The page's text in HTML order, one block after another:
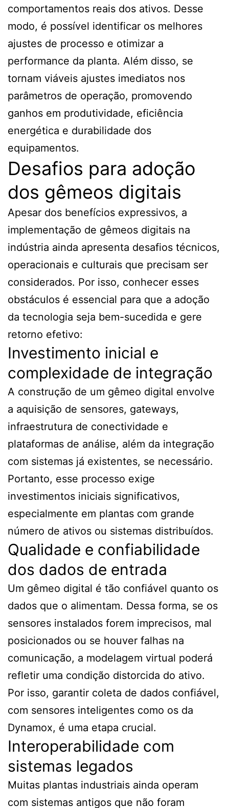
comportamentos reais dos ativos. Desse
modo, é possível identificar os melhores
ajustes de processo e otimizar a
performance da planta. Além disso, se
tornam viáveis ajustes imediatos nos
parâmetros de operação, promovendo
ganhos em produtividade, eficiência
energética e durabilidade dos
equipamentos.
Desafios para adoção
dos gêmeos digitais
Apesar dos benefícios expressivos, a
implementação de gêmeos digitais na
indústria ainda apresenta desafios técnicos,
operacionais e culturais que precisam ser
considerados. Por isso, conhecer esses
obstáculos é essencial para que a adoção
da tecnologia seja bem-sucedida e gere
retorno efetivo:
Investimento inicial e
complexidade de integração
A construção de um gêmeo digital envolve
a aquisição de sensores, gateways,
infraestrutura de conectividade e
plataformas de análise, além da integração
com sistemas já existentes, se necessário.
Portanto, esse processo exige
investimentos iniciais significativos,
especialmente em plantas com grande
número de ativos ou sistemas distribuídos.
Qualidade e confiabilidade
dos dados de entrada
Um gêmeo digital é tão confiável quanto os
dados que o alimentam. Dessa forma, se os
sensores instalados forem imprecisos, mal
posicionados ou se houver falhas na
comunicação, a modelagem virtual poderá
refletir uma condição distorcida do ativo.
Por isso, garantir coleta de dados confiável,
com sensores inteligentes como os da
Dynamox, é uma etapa crucial.
Interoperabilidade com
sistemas legados
Muitas plantas industriais ainda operam
com sistemas antigos que não foram